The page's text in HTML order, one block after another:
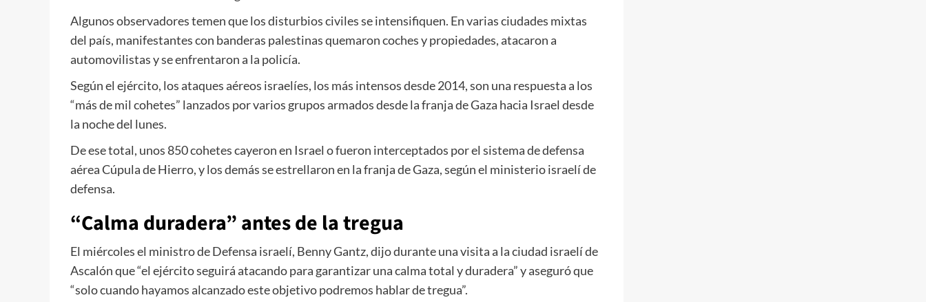
Algunos observadores temen que los disturbios civiles se intensifiquen. En varias ciudades mixtas
del país, manifestantes con banderas palestinas quemaron coches y propiedades, atacaron a
automovilistas y se enfrentaron a la policía.
Según el ejército, los ataques aéreos israelíes, los más intensos desde 2014, son una respuesta a los
“más de mil cohetes” lanzados por varios grupos armados desde la franja de Gaza hacia Israel desde
la noche del lunes.
De ese total, unos 850 cohetes cayeron en Israel o fueron interceptados por el sistema de defensa
aérea Cúpula de Hierro, y los demás se estrellaron en la franja de Gaza, según el ministerio israelí de
defensa.
“Calma duradera” antes de la tregua
El miércoles el ministro de Defensa israelí, Benny Gantz, dijo durante una visita a la ciudad israelí de
Ascalón que “el ejército seguirá atacando para garantizar una calma total y duradera” y aseguró que
“solo cuando hayamos alcanzado este objetivo podremos hablar de tregua”.